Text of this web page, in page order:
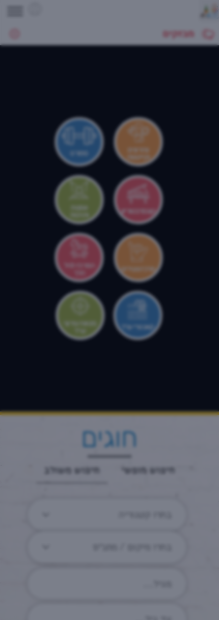
מבזקים
צהרונים
וקייטנות
ספורט
קונסרבטוריון
אמנות
מרכז צעירים
קאנטרי ערד
מטווח עירוני
חוגים
חיפוש חופשי חיפוש משולב